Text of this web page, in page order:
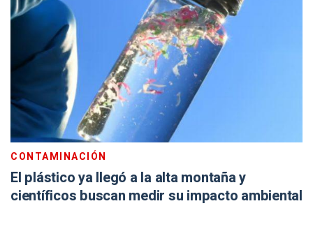
CONTAMINACIÓN
El plástico ya llegó a la alta montaña y
científicos buscan medir su impacto ambiental